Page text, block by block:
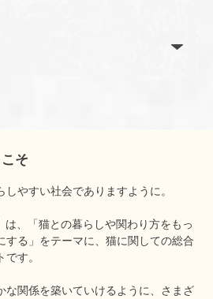
そ
やすい社会でありますように。
は、「猫との暮らしや関わり方をもっ
する」をテーマに、猫に関しての総合
す。
な関係を築いていけるように、さまざ